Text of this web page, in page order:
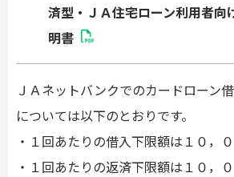
済型・ＪＡ住宅ローン利用者向
明書
ＪＡネットバンクでのカードローン
については以下のとおりです。
・１回あたりの借入下限額は１０，０
・１回あたりの返済下限額は１０，０